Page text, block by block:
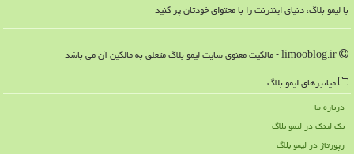
با لیمو بلاگ، دنیای اینترنت را با محتوای خودتان پر کنید
میانبرهای لیمو بلاگ
درباره ما
بک لینک در لیمو بلاگ
رپورتاژ در لیمو بلاگ